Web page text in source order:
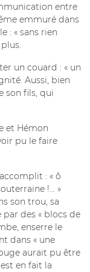
entre
emmuré dans
: « sans rien
un couard : « un
Aussi, bien
son fils, qui
et Hémon
pu le faire
: « ô
!… »
son trou, sa
par des « blocs de
enserre le
dans « une
aurait pu être
en fait la